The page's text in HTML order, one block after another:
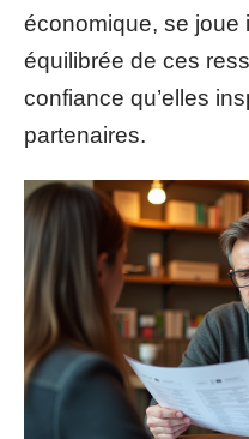
économique, se joue
équilibrée de ces
confiance qu’elles
partenaires.